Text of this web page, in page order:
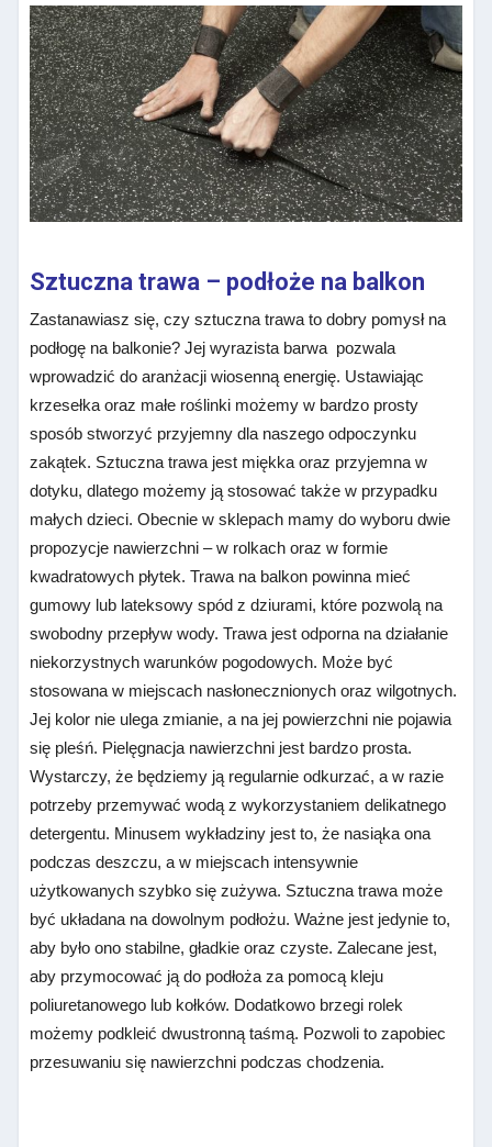
Sztuczna trawa – podłoże na balkon
Zastanawiasz się, czy sztuczna trawa to dobry pomysł na
podłogę na balkonie? Jej wyrazista barwa pozwala
wprowadzić do aranżacji wiosenną energię. Ustawiając
krzesełka oraz małe roślinki możemy w bardzo prosty
sposób stworzyć przyjemny dla naszego odpoczynku
zakątek. Sztuczna trawa jest miękka oraz przyjemna w
dotyku, dlatego możemy ją stosować także w przypadku
małych dzieci. Obecnie w sklepach mamy do wyboru dwie
propozycje nawierzchni – w rolkach oraz w formie
kwadratowych płytek. Trawa na balkon powinna mieć
gumowy lub lateksowy spód z dziurami, które pozwolą na
swobodny przepływ wody. Trawa jest odporna na działanie
niekorzystnych warunków pogodowych. Może być
stosowana w miejscach nasłonecznionych oraz wilgotnych.
Jej kolor nie ulega zmianie, a na jej powierzchni nie pojawia
się pleśń. Pielęgnacja nawierzchni jest bardzo prosta.
Wystarczy, że będziemy ją regularnie odkurzać, a w razie
potrzeby przemywać wodą z wykorzystaniem delikatnego
detergentu. Minusem wykładziny jest to, że nasiąka ona
podczas deszczu, a w miejscach intensywnie
użytkowanych szybko się zużywa. Sztuczna trawa może
być układana na dowolnym podłożu. Ważne jest jedynie to,
aby było ono stabilne, gładkie oraz czyste. Zalecane jest,
aby przymocować ją do podłoża za pomocą kleju
poliuretanowego lub kołków. Dodatkowo brzegi rolek
możemy podkleić dwustronną taśmą. Pozwoli to zapobiec
przesuwaniu się nawierzchni podczas chodzenia.